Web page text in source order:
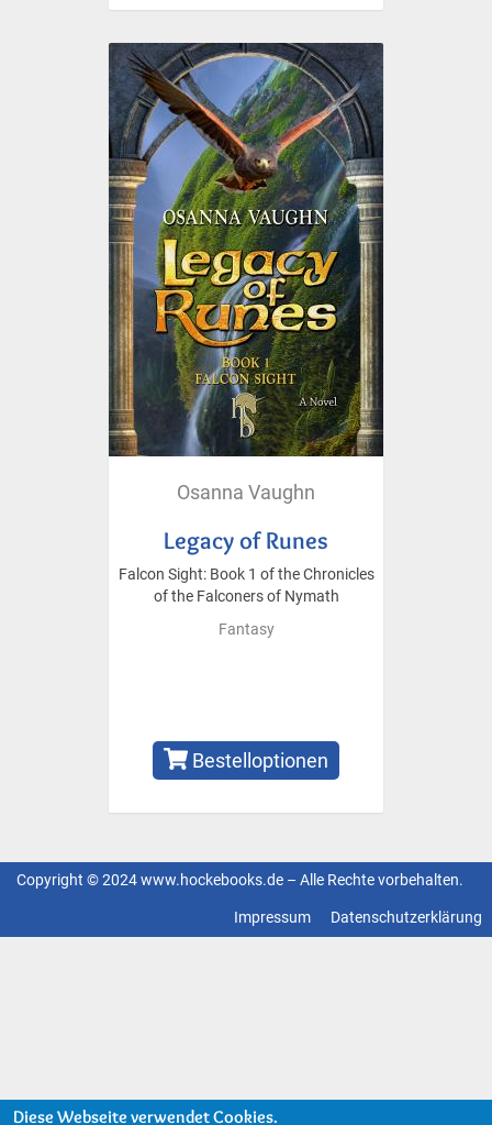
Osanna Vaughn
Legacy of Runes
Falcon Sight: Book 1 of the Chronicles
of the Falconers of Nymath
Fantasy
Bestelloptionen
Copyright © 2024 www.hockebooks.de – Alle Rechte vorbehalten.
Datenschutzerklärung
Impressum
Diese Webseite verwendet Cookies.